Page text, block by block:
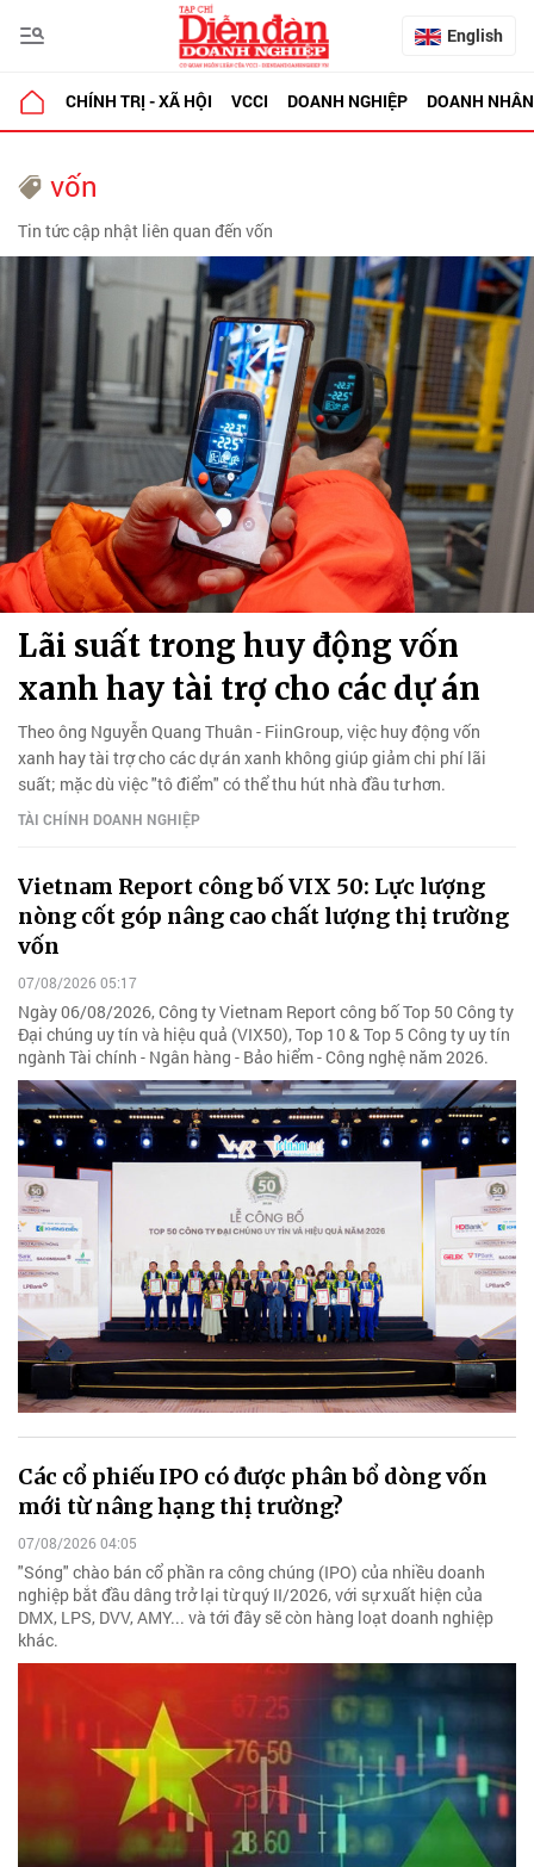
English
CHÍNH TRỊ - XÃ HỘI VCCI DOANH NGHIỆP DOANH NHÂN
vốn
Tin tức cập nhật liên quan đến vốn
Lãi suất trong huy động vốn
xanh hay tài trợ cho các dự án
Theo ông Nguyễn Quang Thuân - FiinGroup, việc huy động vốn
xanh hay tài trợ cho các dự án xanh không giúp giảm chi phí lãi
suất; mặc dù việc "tô điểm" có thể thu hút nhà đầu tư hơn.
TÀI CHÍNH DOANH NGHIỆP
Vietnam Report công bố VIX 50: Lực lượng
nòng cốt góp nâng cao chất lượng thị trường
vốn
07/08/2026 05:17
Ngày 06/08/2026, Công ty Vietnam Report công bố Top 50 Công ty
Đại chúng uy tín và hiệu quả (VIX50), Top 10 & Top 5 Công ty uy tín
ngành Tài chính - Ngân hàng - Bảo hiểm - Công nghệ năm 2026.
Các cổ phiếu IPO có được phân bổ dòng vốn
mới từ nâng hạng thị trường?
07/08/2026 04:05
"Sóng" chào bán cổ phần ra công chúng (IPO) của nhiều doanh
nghiệp bắt đầu dâng trở lại từ quý II/2026, với sự xuất hiện của
DMX, LPS, DVV, AMY... và tới đây sẽ còn hàng loạt doanh nghiệp
khác.